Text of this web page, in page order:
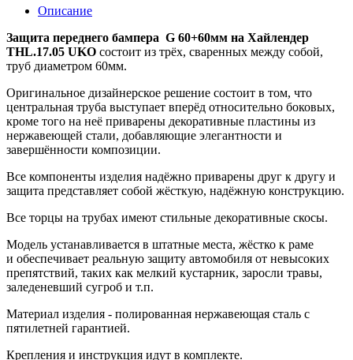
Описание
Защита переднего бампера G 60+60мм на Хайлендер
THL.17.05 UKO состоит из трёх, сваренных между собой,
труб диаметром 60мм.
Оригинальное дизайнерское решение состоит в том, что
центральная труба выступает вперёд относительно боковых,
кроме того на неё приварены декоративные пластины из
нержавеющей стали, добавляющие элегантности и
завершённости композиции.
Все компоненты изделия надёжно приварены друг к другу и
защита представляет собой жёсткую, надёжную конструкцию.
Все торцы на трубах имеют стильные декоративные скосы.
Модель устанавливается в штатные места, жёстко к раме
и обеспечивает реальную защиту автомобиля от невысоких
препятствий, таких как мелкий кустарник, заросли травы,
заледеневший сугроб и т.п.
Материал изделия - полированная нержавеющая сталь с
пятилетней гарантией.
Крепления и инструкция идут в комплекте.